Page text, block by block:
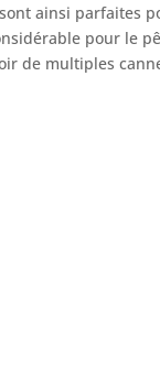
ainsi parfaites
pour le
de multiples